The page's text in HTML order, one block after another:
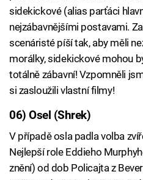
sidekickové (alias parťáci
nejzábavnějšími postavami.
scenáristé píší tak, aby měli
morálky, sidekickové mohou
totálně zábavní! Vzpomněli
si zasloužili vlastní filmy!
Failed
06) Osel (Shrek)
V případě osla padla volba
Nejlepší role Eddieho
znění) od dob Policajta z